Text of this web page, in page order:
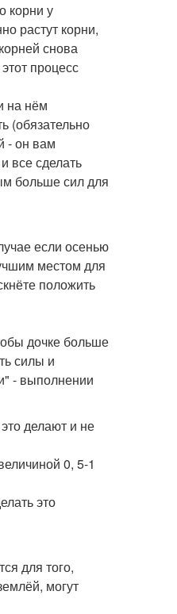
корни у
растут корни,
снова
процесс
на нём
(обязательно
- он вам
все сделать
больше сил для
если осенью
местом для
положить
дочке больше
силы и
- выполнении
делают и не
0, 5-1
это
для того,
могут